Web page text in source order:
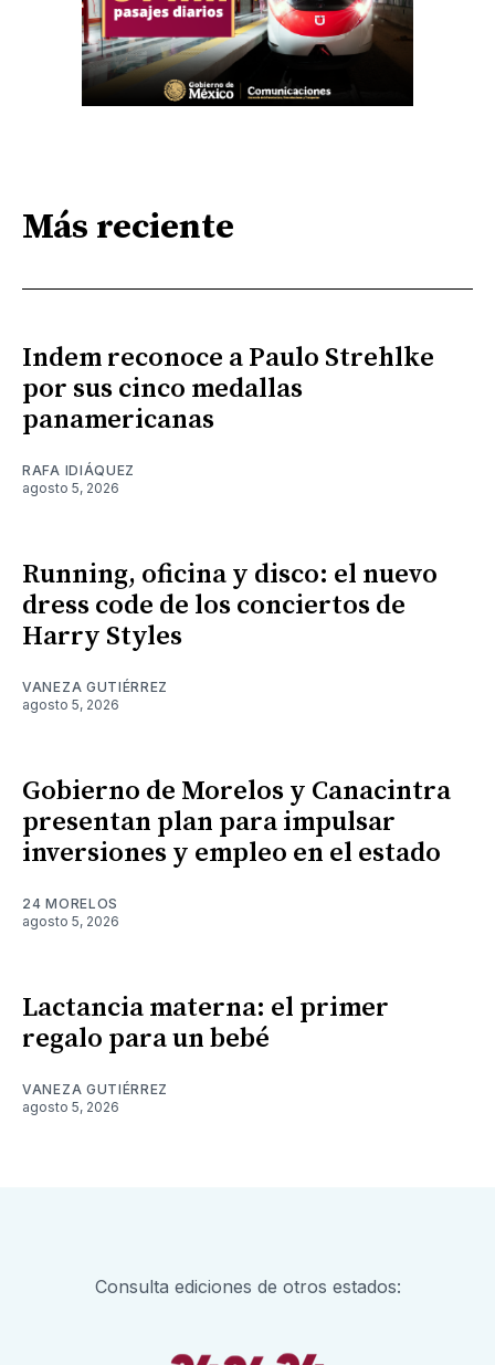
Más reciente
Indem reconoce a Paulo Strehlke
por sus cinco medallas
panamericanas
RAFA IDIÁQUEZ
agosto 5, 2026
Running, oficina y disco: el nuevo
dress code de los conciertos de
Harry Styles
VANEZA GUTIÉRREZ
agosto 5, 2026
Gobierno de Morelos y Canacintra
presentan plan para impulsar
inversiones y empleo en el estado
24 MORELOS
agosto 5, 2026
Lactancia materna: el primer
regalo para un bebé
VANEZA GUTIÉRREZ
agosto 5, 2026
Consulta ediciones de otros estados: